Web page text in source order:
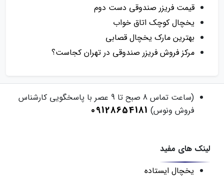
قیمت فریزر صندوقی دست دوم
یخچال کوچک اتاق خواب
بهترین مارک یخچال قصابی
مرکز فروش فریزر صندوقی در تهران کجاست؟
(ساعت تماس 8 صبح تا 9 عصر با پاسخگویی کارشناس
فروش ونوس) 09128654181
لینک های مفید
یخچال ایستاده